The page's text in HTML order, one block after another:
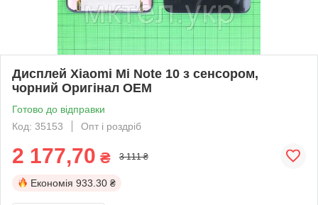
Дисплей Xiaomi Mi Note 10 з сенсором,
чорний Оригінал OEM
Готово до відправки
Код: 35153
Опт і роздріб
2 177,70 ₴ 3 111 ₴
Економія 933.30 ₴